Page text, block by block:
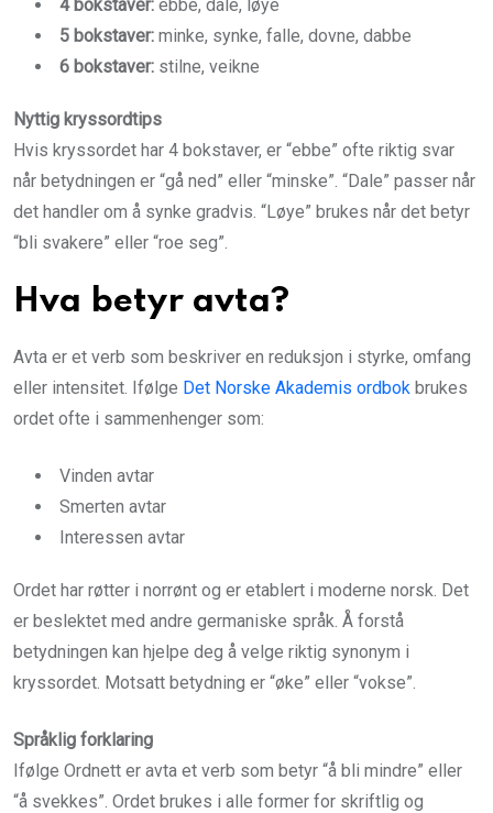
4 bokstaver: ebbe, dale, løye
5 bokstaver: minke, synke, falle, dovne, dabbe
6 bokstaver: stilne, veikne
Nyttig kryssordtips
Hvis kryssordet har 4 bokstaver, er “ebbe” ofte riktig svar
når betydningen er “gå ned” eller “minske”. “Dale” passer når
det handler om å synke gradvis. “Løye” brukes når det betyr
“bli svakere” eller “roe seg”.
Hva betyr avta?
Avta er et verb som beskriver en reduksjon i styrke, omfang
eller intensitet. Ifølge Det Norske Akademis ordbok brukes
ordet ofte i sammenhenger som:
Vinden avtar
Smerten avtar
Interessen avtar
Ordet har røtter i norrønt og er etablert i moderne norsk. Det
er beslektet med andre germaniske språk. Å forstå
betydningen kan hjelpe deg å velge riktig synonym i
kryssordet. Motsatt betydning er “øke” eller “vokse”.
Språklig forklaring
Ifølge Ordnett er avta et verb som betyr “å bli mindre” eller
“å svekkes”. Ordet brukes i alle former for skriftlig og